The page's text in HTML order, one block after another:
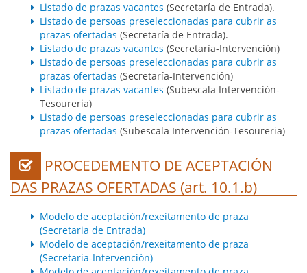
Listado de prazas vacantes (Secretaría de Entrada).
Listado de persoas preseleccionadas para cubrir as
prazas ofertadas (Secretaría de Entrada).
Listado de prazas vacantes (Secretaría-Intervención)
Listado de persoas preseleccionadas para cubrir as
prazas ofertadas (Secretaría-Intervención)
Listado de prazas vacantes (Subescala Intervención-
Tesoureria)
Listado de persoas preseleccionadas para cubrir as
prazas ofertadas (Subescala Intervención-Tesoureria)
iconPROCEDEMENTO DE ACEPTACIÓN
DAS PRAZAS OFERTADAS (art. 10.1.b)
Modelo de aceptación/rexeitamento de praza
(Secretaria de Entrada)
Modelo de aceptación/rexeitamento de praza
(Secretaria-Intervención)